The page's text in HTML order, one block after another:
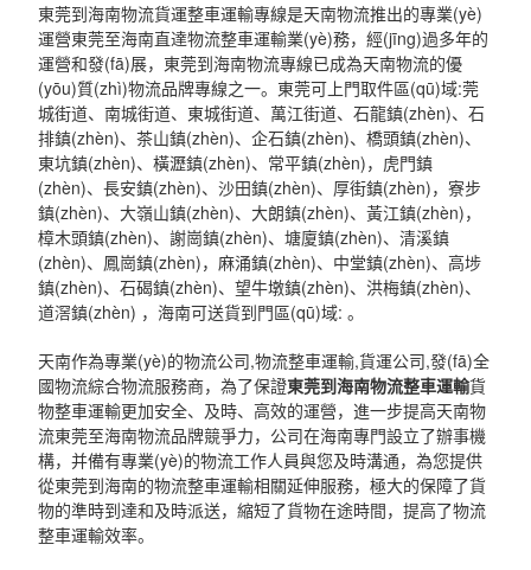
東莞到海南物流貨運整車運輸專線是天南物流推出的專業(yè)
運營東莞至海南直達物流整車運輸業(yè)務，經(jīng)過多年的
運營和發(fā)展，東莞到海南物流專線已成為天南物流的優
(yōu)質(zhì)物流品牌專線之一。東莞可上門取件區(qū)域:莞
城街道、南城街道、東城街道、萬江街道、石龍鎮(zhèn)、石
排鎮(zhèn)、茶山鎮(zhèn)、企石鎮(zhèn)、橋頭鎮(zhèn)、
東坑鎮(zhèn)、橫瀝鎮(zhèn)、常平鎮(zhèn)，虎門鎮
(zhèn)、長安鎮(zhèn)、沙田鎮(zhèn)、厚街鎮(zhèn)，寮步
鎮(zhèn)、大嶺山鎮(zhèn)、大朗鎮(zhèn)、黃江鎮(zhèn)，
樟木頭鎮(zhèn)、謝崗鎮(zhèn)、塘廈鎮(zhèn)、清溪鎮
(zhèn)、鳳崗鎮(zhèn)，麻涌鎮(zhèn)、中堂鎮(zhèn)、高埗
鎮(zhèn)、石碣鎮(zhèn)、望牛墩鎮(zhèn)、洪梅鎮(zhèn)、
道滘鎮(zhèn) ，海南可送貨到門區(qū)域: 。
天南作為專業(yè)的物流公司,物流整車運輸,貨運公司,發(fā)全
國物流綜合物流服務商，為了保證東莞到海南物流整車運輸貨
物整車運輸更加安全、及時、高效的運營，進一步提高天南物
流東莞至海南物流品牌競爭力，公司在海南專門設立了辦事機
構，并備有專業(yè)的物流工作人員與您及時溝通，為您提供
從東莞到海南的物流整車運輸相關延伸服務，極大的保障了貨
物的準時到達和及時派送，縮短了貨物在途時間，提高了物流
整車運輸效率。